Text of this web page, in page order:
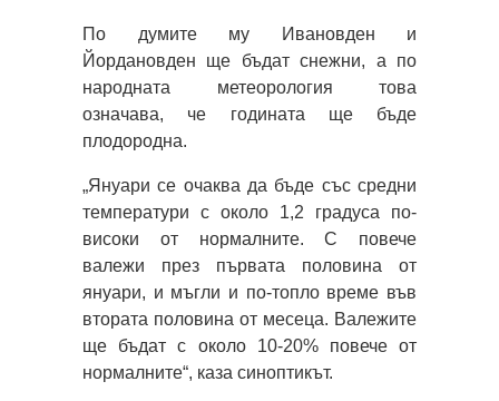
По думите му Ивановден и
Йордановден ще бъдат снежни, а по
народната метеорология това
означава, че годината ще бъде
плодородна.
„Януари се очаква да бъде със средни
температури с около 1,2 градуса по-
високи от нормалните. С повече
валежи през първата половина от
януари, и мъгли и по-топло време във
втората половина от месеца. Валежите
ще бъдат с около 10-20% повече от
нормалните“, каза синоптикът.